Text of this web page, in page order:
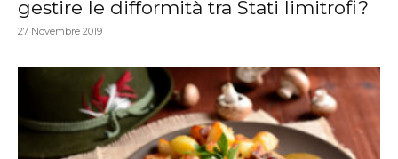
gestire le difformità tra Stati limitrofi?
27 Novembre 2019